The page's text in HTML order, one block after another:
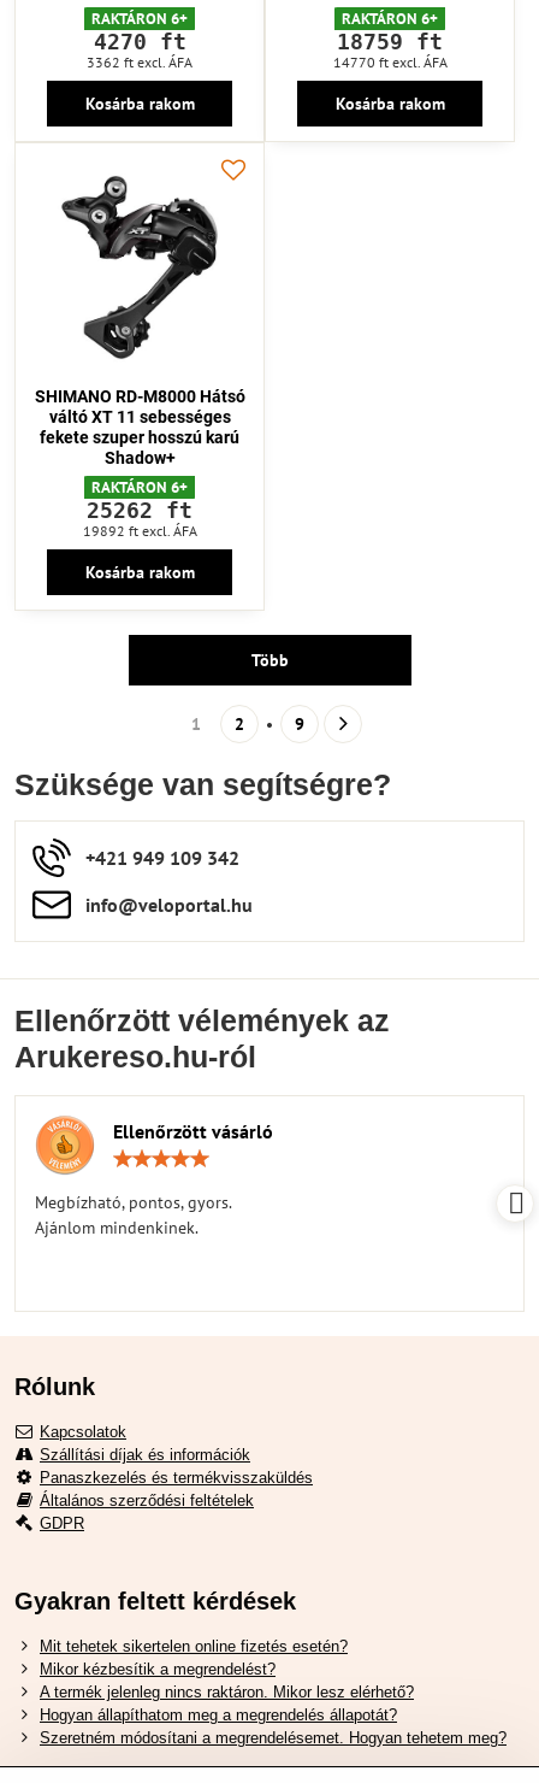
RAKTÁRON 6+
4270 ft
3362 ft excl. ÁFA
Kosárba rakom
RAKTÁRON 6+
18759 ft
14770 ft excl. ÁFA
Kosárba rakom
SHIMANO RD-M8000 Hátsó
váltó XT 11 sebességes
fekete szuper hosszú karú
Shadow+
RAKTÁRON 6+
25262 ft
19892 ft excl. ÁFA
Kosárba rakom
Több
1 2 9
Szüksége van segítségre?
+421 949 109 342
info​​@veloportal​.hu
Ellenőrzött vélemények az
Arukereso.hu-ról
Ellenőrzött vásárló
Megbízható, pontos, gyors.
Ajánlom mindenkinek.
Rólunk
Kapcsolatok
Szállítási díjak és információk
Panaszkezelés és termékvisszaküldés
Általános szerződési feltételek
GDPR
Gyakran feltett kérdések
Mit tehetek sikertelen online fizetés esetén?
Mikor kézbesítik a megrendelést?
A termék jelenleg nincs raktáron. Mikor lesz elérhető?
Hogyan állapíthatom meg a megrendelés állapotát?
Szeretném módosítani a megrendelésemet. Hogyan tehetem meg?